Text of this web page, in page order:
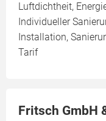
Luftdichtheit,
Individueller
Installation,
Tarif
Fritsch GmbH